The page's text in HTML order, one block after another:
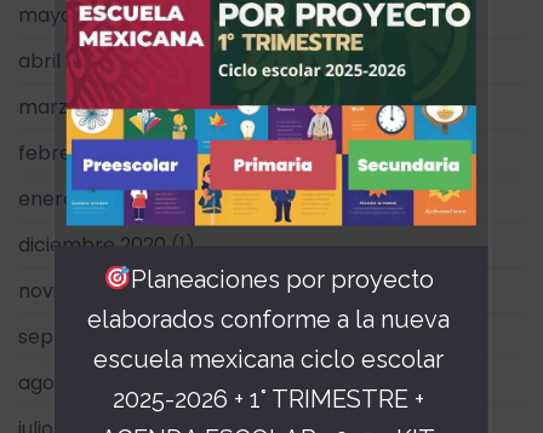
mayo 2021(10)
abril 2021(4)
marzo 2021(11)
febrero 2021
(16)
enero 2021(17)
diciembre 2020 (1)
noviembre 2020 (1)
septiembre 2020(3)
agosto 2020
Planeaciones por proyecto
elaborados conforme a la nueva
escuela mexicana ciclo escolar
2025-2026 + 1° TRIMESTRE +